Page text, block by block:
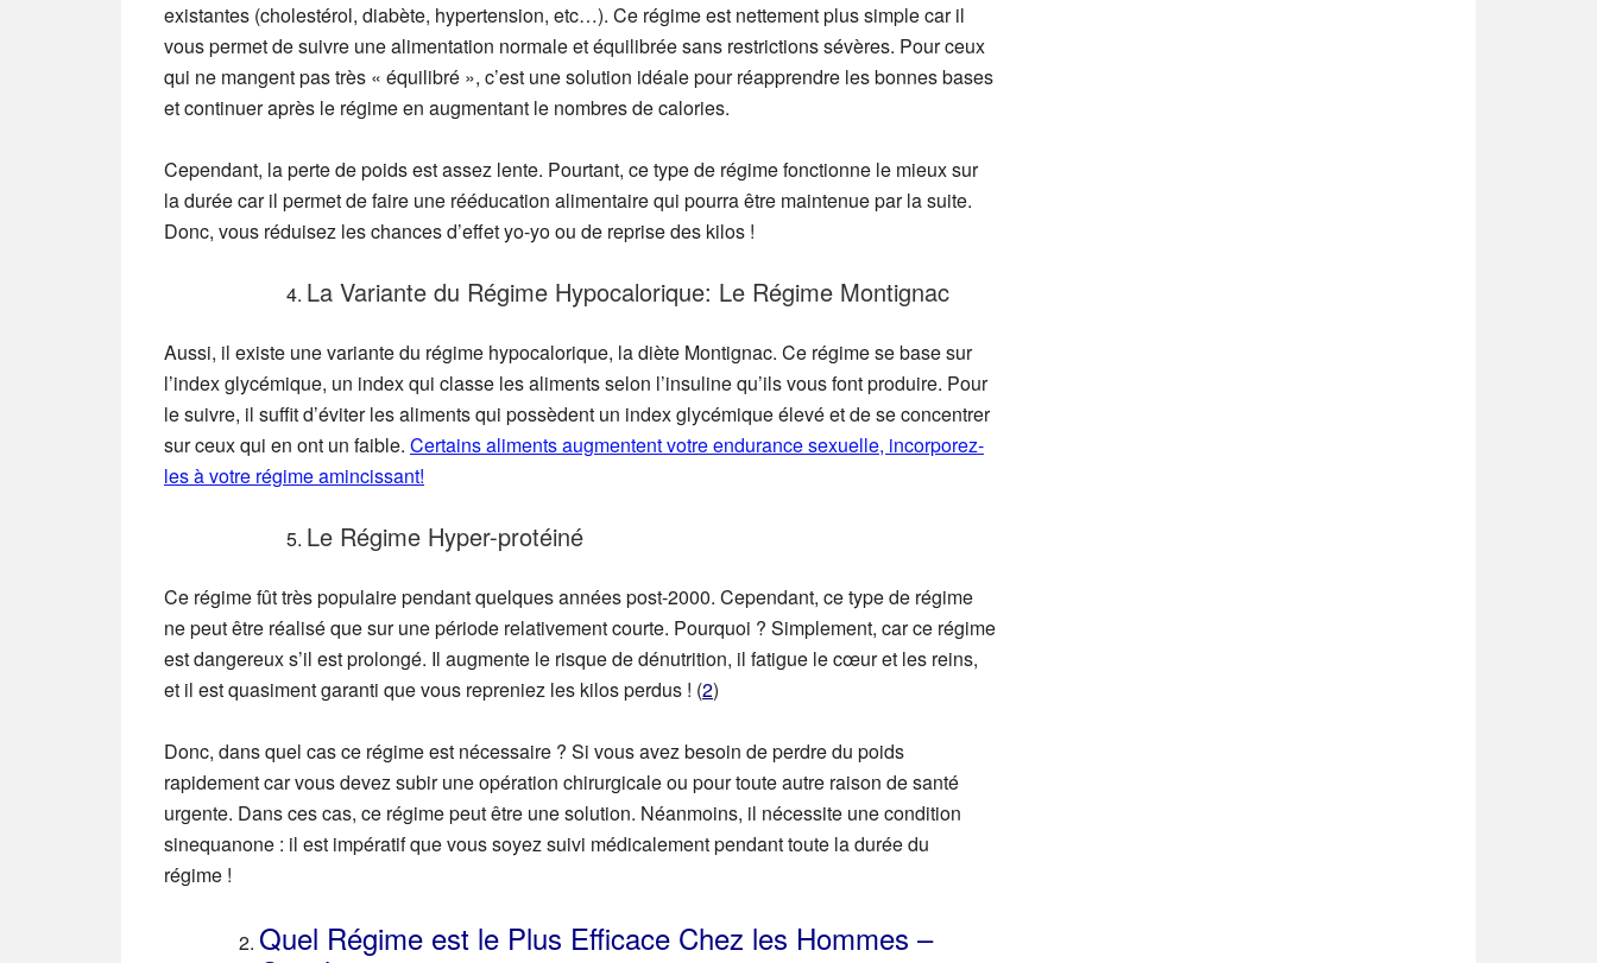
existantes (cholestérol, diabète, hypertension, etc…). Ce régime est nettement plus simple car il
vous permet de suivre une alimentation normale et équilibrée sans restrictions sévères. Pour ceux
qui ne mangent pas très « équilibré », c’est une solution idéale pour réapprendre les bonnes bases
et continuer après le régime en augmentant le nombres de calories.
Cependant, la perte de poids est assez lente. Pourtant, ce type de régime fonctionne le mieux sur
la durée car il permet de faire une rééducation alimentaire qui pourra être maintenue par la suite.
Donc, vous réduisez les chances d’effet yo-yo ou de reprise des kilos !
La Variante du Régime Hypocalorique: Le Régime Montignac
Aussi, il existe une variante du régime hypocalorique, la diète Montignac. Ce régime se base sur
l’index glycémique, un index qui classe les aliments selon l’insuline qu’ils vous font produire. Pour
le suivre, il suffit d’éviter les aliments qui possèdent un index glycémique élevé et de se concentrer
sur ceux qui en ont un faible. Certains aliments augmentent votre endurance sexuelle, incorporez-
les à votre régime amincissant!
Le Régime Hyper-protéiné
Ce régime fût très populaire pendant quelques années post-2000. Cependant, ce type de régime
ne peut être réalisé que sur une période relativement courte. Pourquoi ? Simplement, car ce régime
est dangereux s’il est prolongé. Il augmente le risque de dénutrition, il fatigue le cœur et les reins,
et il est quasiment garanti que vous repreniez les kilos perdus ! (2)
Donc, dans quel cas ce régime est nécessaire ? Si vous avez besoin de perdre du poids
rapidement car vous devez subir une opération chirurgicale ou pour toute autre raison de santé
urgente. Dans ces cas, ce régime peut être une solution. Néanmoins, il nécessite une condition
sinequanone : il est impératif que vous soyez suivi médicalement pendant toute la durée du
régime !
Quel Régime est le Plus Efficace Chez les Hommes –